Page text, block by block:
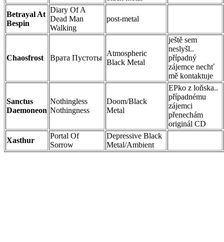
Betrayal At
Bespin
Diary Of A
Dead Man
Walking
post-metal
Chaosfrost Врата Пустоты
Atmospheric
Black Metal
ještě sem
neslyšl..
případný
zájemce nechť
mě kontaktuje
Sanctus
Daemoneon
Nothingless
Nothingness
Doom/Black
Metal
EPko z loňska..
případnému
zájemci
přenechám
originál CD
Xasthur
Portal Of
Sorrow
Depressive Black
Metal/Ambient